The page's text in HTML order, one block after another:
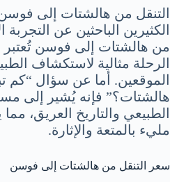
التنقل من هالشتات إلى
الكثيرين الباحثين عن التجربة
من هالشتات إلى فوسن
الرحلة مثالية لاستكشاف
الموقعين. أما عن سؤال
هالشتات؟” فإنه يُشير إلى
الطبيعي والتاريخ العريق،
مليء بالمتعة والإثارة.
سعر التنقل من هالشتات إلى فوسن